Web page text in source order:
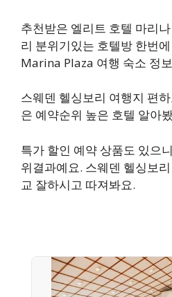
추천받은 엘리트 호텔 마리
리 분위기있는 호텔방 한번
Marina Plaza 여행 숙소 정
스웨덴 헬싱보리 여행지 편
은 예약순위 높은 호텔 알아
특가 할인 예약 상품도 있으
위결과예요. 스웨덴 헬싱보
교 잘하시고 따져봐요.